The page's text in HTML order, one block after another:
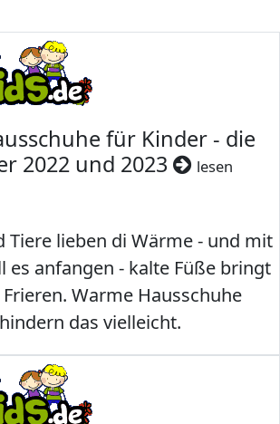
für Kinder - die
2022 und 2023
lesen
Tiere lieben di Wärme - und mit
es anfangen - kalte Füße bringt
Warme Hausschuhe
das vielleicht.